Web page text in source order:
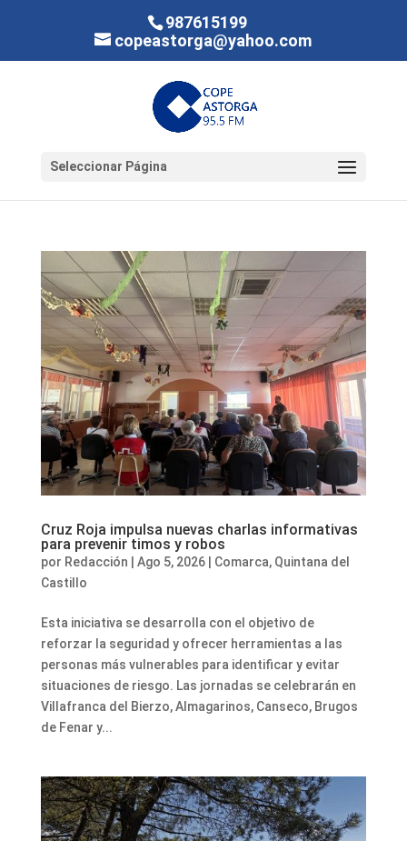
987615199
copeastorga@yahoo.com
Seleccionar Página
Cruz Roja impulsa nuevas charlas informativas
para prevenir timos y robos
por Redacción Ago 5, 2026| Comarca, Quintana del
Castillo
Esta iniciativa se desarrolla con el objetivo de
reforzar la seguridad y ofrecer herramientas a las
personas más vulnerables para identificar y evitar
situaciones de riesgo. Las jornadas se celebrarán en
Villafranca del Bierzo, Almagarinos, Canseco, Brugos
de Fenar y...